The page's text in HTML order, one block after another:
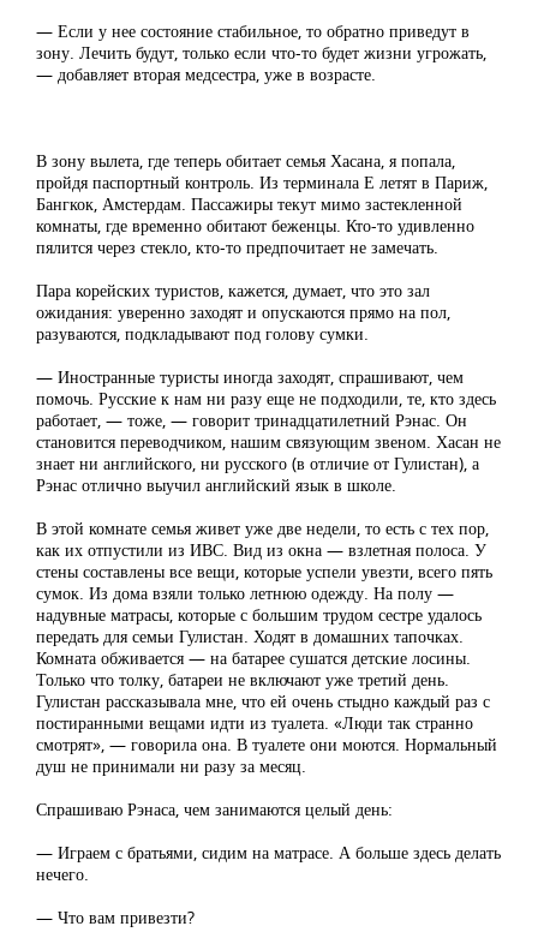
— Если у нее состояние стабильное, то обратно приведут в
зону. Лечить будут, только если что-то будет жизни угрожать,
— добавляет вторая медсестра, уже в возрасте.
В зону вылета, где теперь обитает семья Хасана, я попала,
пройдя паспортный контроль. Из терминала Е летят в Париж,
Бангкок, Амстердам. Пассажиры текут мимо застекленной
комнаты, где временно обитают беженцы. Кто-то удивленно
пялится через стекло, кто-то предпочитает не замечать.
Пара корейских туристов, кажется, думает, что это зал
ожидания: уверенно заходят и опускаются прямо на пол,
разуваются, подкладывают под голову сумки.
— Иностранные туристы иногда заходят, спрашивают, чем
помочь. Русские к нам ни разу еще не подходили, те, кто здесь
работает, — тоже, — говорит тринадцатилетний Рэнас. Он
становится переводчиком, нашим связующим звеном. Хасан не
знает ни английского, ни русского (в отличие от Гулистан), а
Рэнас отлично выучил английский язык в школе.
В этой комнате семья живет уже две недели, то есть с тех пор,
как их отпустили из ИВС. Вид из окна — взлетная полоса. У
стены составлены все вещи, которые успели увезти, всего пять
сумок. Из дома взяли только летнюю одежду. На полу —
надувные матрасы, которые с большим трудом сестре удалось
передать для семьи Гулистан. Ходят в домашних тапочках.
Комната обживается — на батарее сушатся детские лосины.
Только что толку, батареи не включают уже третий день.
Гулистан рассказывала мне, что ей очень стыдно каждый раз с
постиранными вещами идти из туалета. «Люди так странно
смотрят», — говорила она. В туалете они моются. Нормальный
душ не принимали ни разу за месяц.
Спрашиваю Рэнаса, чем занимаются целый день:
— Играем с братьями, сидим на матрасе. А больше здесь делать
нечего.
— Что вам привезти?